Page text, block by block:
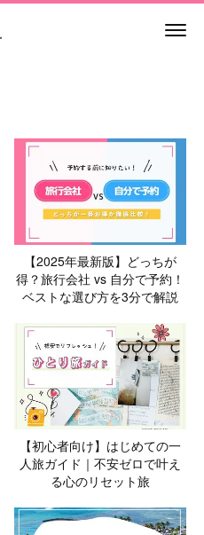
【2025年最新版】どっちが
得？旅行会社 vs 自分で予約！
ベストな選び方を3分で解説
【初心者向け】はじめての一
人旅ガイド｜不安ゼロで叶え
る心のリセット旅